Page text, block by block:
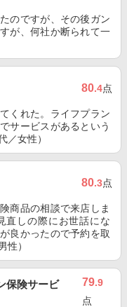
のですが、その後ガン
が、何社か断られて一
80.4点
くれた。ライフプラン
サービスがあるという
／女性）
80.3点
商品の相談で来店しま
直しの際にお世話にな
良かったので予約を取
性）
保険サービ
79.9
点